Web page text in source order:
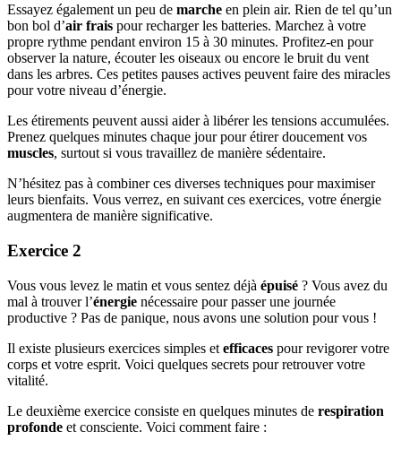
Essayez également un peu de marche en plein air. Rien de tel qu’un
bon bol d’air frais pour recharger les batteries. Marchez à votre
propre rythme pendant environ 15 à 30 minutes. Profitez-en pour
observer la nature, écouter les oiseaux ou encore le bruit du vent
dans les arbres. Ces petites pauses actives peuvent faire des miracles
pour votre niveau d’énergie.
Les étirements peuvent aussi aider à libérer les tensions accumulées.
Prenez quelques minutes chaque jour pour étirer doucement vos
muscles, surtout si vous travaillez de manière sédentaire.
N’hésitez pas à combiner ces diverses techniques pour maximiser
leurs bienfaits. Vous verrez, en suivant ces exercices, votre énergie
augmentera de manière significative.
Exercice 2
Vous vous levez le matin et vous sentez déjà épuisé ? Vous avez du
mal à trouver l’énergie nécessaire pour passer une journée
productive ? Pas de panique, nous avons une solution pour vous !
Il existe plusieurs exercices simples et efficaces pour revigorer votre
corps et votre esprit. Voici quelques secrets pour retrouver votre
vitalité.
Le deuxième exercice consiste en quelques minutes de respiration
profonde et consciente. Voici comment faire :